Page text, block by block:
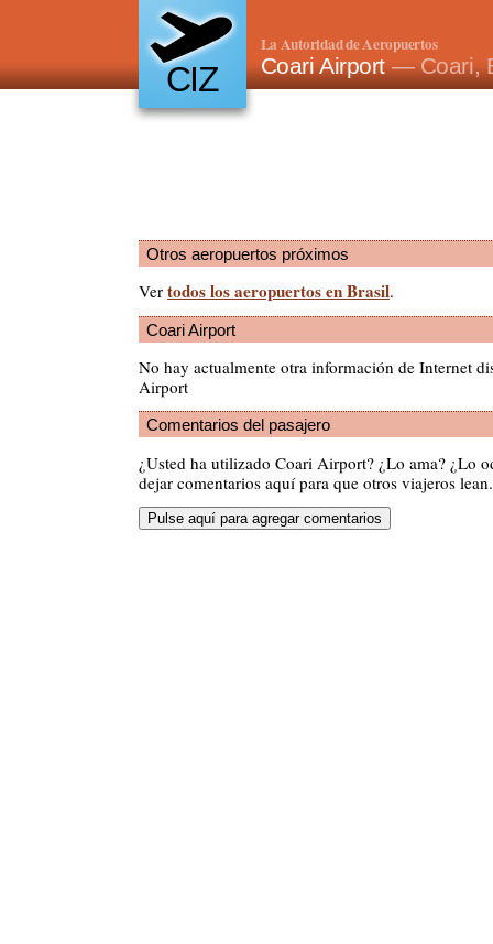
CIZ
La Autoridad de Aeropuertos
Coari Airport— Coari,
Otros aeropuertos próximos
Ver todos los aeropuertos en Brasil.
Coari Airport
No hay actualmente otra información de Internet
Airport
Comentarios del pasajero
¿Usted ha utilizado Coari Airport? ¿Lo ama? ¿Lo
dejar comentarios aquí para que otros viajeros lean.